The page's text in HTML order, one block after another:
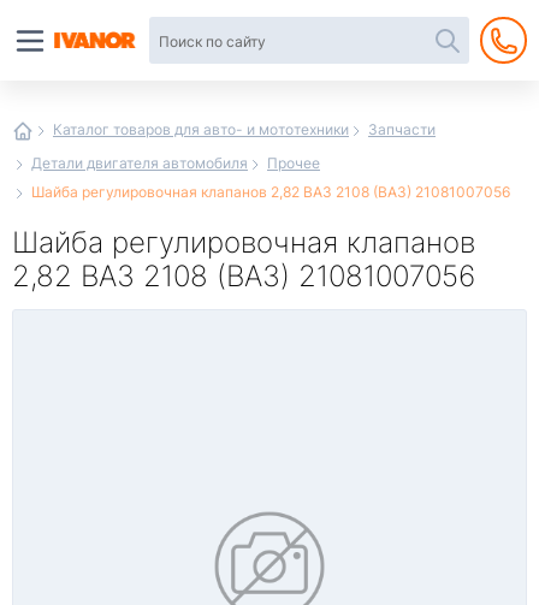
Каталог товаров для авто- и мототехники
Запчасти
Детали двигателя автомобиля
Прочее
Шайба регулировочная клапанов 2,82 ВАЗ 2108 (ВАЗ) 21081007056
Шайба регулировочная клапанов
2,82 ВАЗ 2108 (ВАЗ) 21081007056
интернет-